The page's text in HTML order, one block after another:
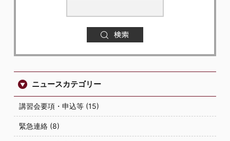
ニュースカテゴリー
講習会要項・申込等 (15)
緊急連絡 (8)